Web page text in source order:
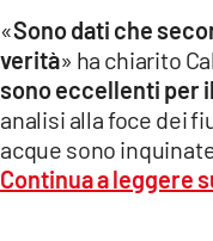
«Sono dati che
verità» ha chiarito
sono eccellenti per
analisi alla foce dei
acque sono
Continua a leggere